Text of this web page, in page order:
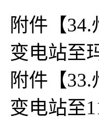
附件【34.
变电站至
附件【33.
变电站至